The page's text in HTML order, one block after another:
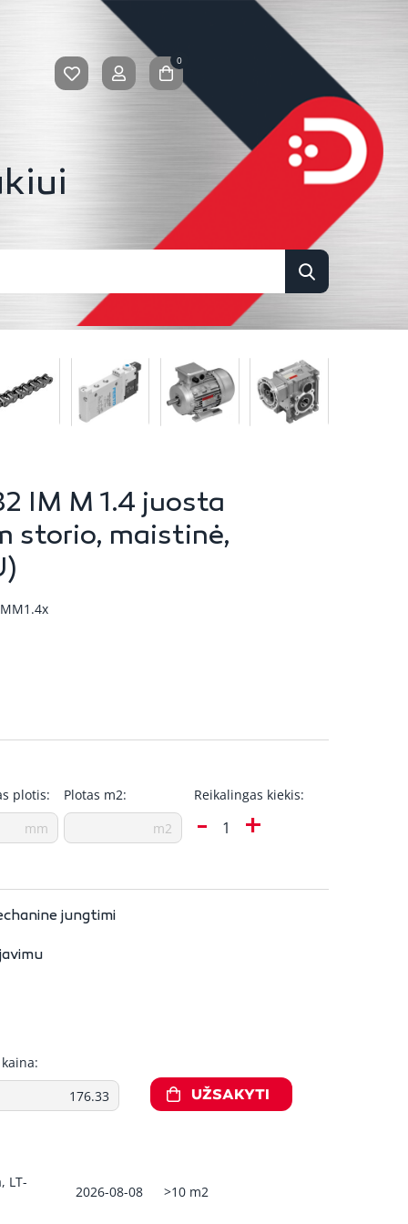
0
IM M 1.4 juosta
storio, maistinė,
plotis: Plotas m2: Reikalingas kiekis:
- +
jungtimi
SS-
Sandėlyje 54,89 €
Su pvm: 66,42 € - +
C
Sandėlyje
Su pvm: 6,00 €
UŽSAKYTI
LT-
2026-08-08 >10 m2